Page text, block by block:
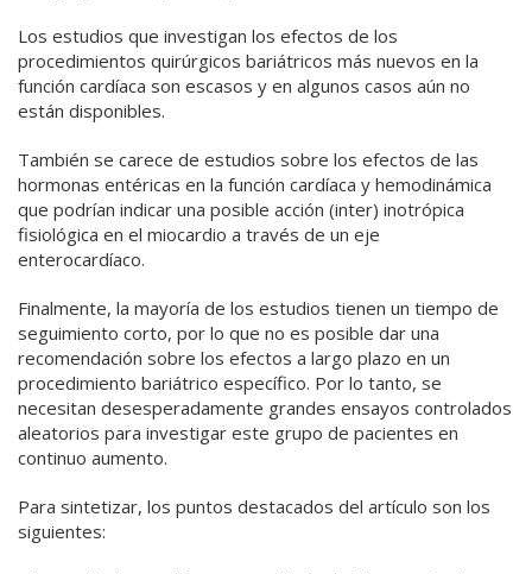
Los estudios que investigan los efectos de los
procedimientos quirúrgicos bariátricos más nuevos en la
función cardíaca son escasos y en algunos casos aún no
están disponibles.
También se carece de estudios sobre los efectos de las
hormonas entéricas en la función cardíaca y hemodinámica
que podrían indicar una posible acción (inter) inotrópica
fisiológica en el miocardio a través de un eje
enterocardíaco.
Finalmente, la mayoría de los estudios tienen un tiempo de
seguimiento corto, por lo que no es posible dar una
recomendación sobre los efectos a largo plazo en un
procedimiento bariátrico específico. Por lo tanto, se
necesitan desesperadamente grandes ensayos controlados
aleatorios para investigar este grupo de pacientes en
continuo aumento.
Para sintetizar, los puntos destacados del artículo son los
siguientes: